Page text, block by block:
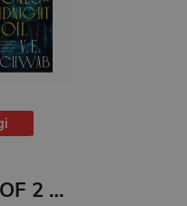
BOOK SET OF 2 Titles: Silver Elite + Bury Our Bones in the Midnight Soil